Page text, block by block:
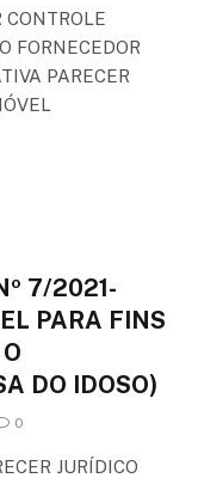
CONTROLE
FORNECEDOR
PARECER
7/2021-
PARA FINS
DO IDOSO)
0
JURÍDICO